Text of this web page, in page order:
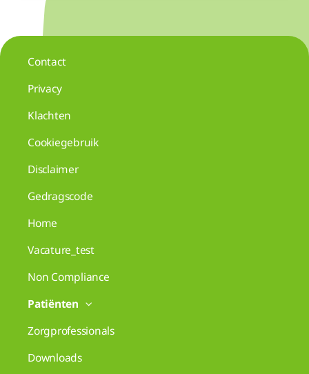
Contact
Privacy
Klachten
Cookiegebruik
Disclaimer
Gedragscode
Home
Vacature_test
Non Compliance
Patiënten
Zorgprofessionals
Downloads